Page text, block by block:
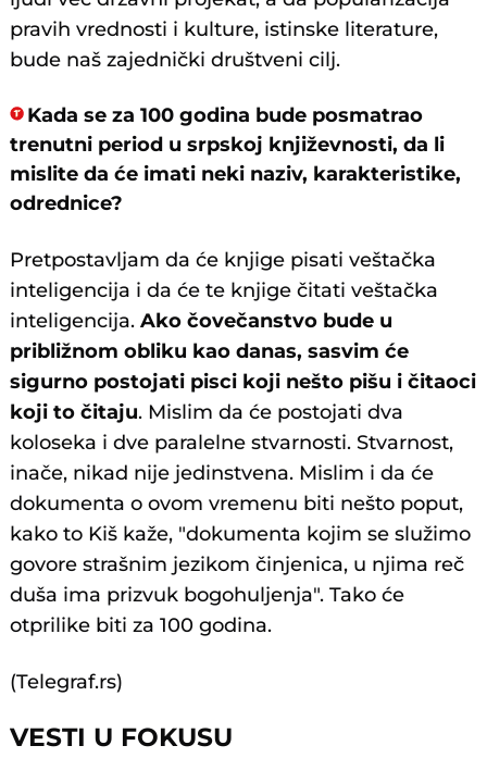
pravih vrednosti i kulture, istinske literature,
bude naš zajednički društveni cilj.
Kada se za 100 godina bude posmatrao
trenutni period u srpskoj književnosti, da li
mislite da će imati neki naziv, karakteristike,
odrednice?
Pretpostavljam da će knjige pisati veštačka
inteligencija i da će te knjige čitati veštačka
inteligencija.Ako čovečanstvo bude u
približnom obliku kao danas, sasvim će
sigurno postojati pisci koji nešto pišu i čitaoci
koji to čitaju. Mislim da će postojati dva
koloseka i dve paralelne stvarnosti. Stvarnost,
inače, nikad nije jedinstvena. Mislim i da će
dokumenta o ovom vremenu biti nešto poput,
kako to Kiš kaže, "dokumenta kojim se služimo
govore strašnim jezikom činjenica, u njima reč
duša ima prizvuk bogohuljenja". Tako će
otprilike biti za 100 godina.
(Telegraf.rs)
VESTI U FOKUSU